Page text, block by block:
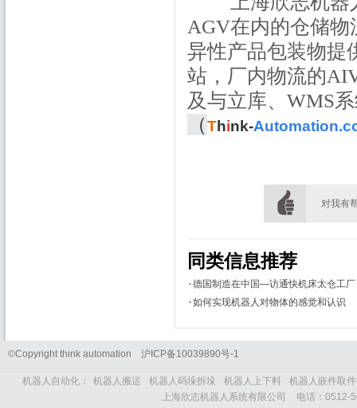
AGV在内的仓储
异性产品包装物提
站，厂内物流的
及与立库、WMS
（Think-
对我有
同类信息推荐
·德国制造在中国—访通快机床太仓工厂
·如何实现机器人对物体的感觉和认识
©Copyright think automation 沪ICP备10039890号-1
机器人自动化： 机器人搬运 机器人码垛拆垛 机器人上下料
机器人嵌件取件
上海欣志机器人系统有限公司
电话： 0512-